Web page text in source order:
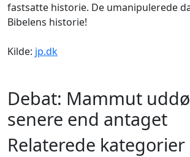
fastsatte historie. De umanipulerede
Bibelens historie!
Kilde: jp.dk
Debat: Mammut
senere end antaget
Relaterede kategorier